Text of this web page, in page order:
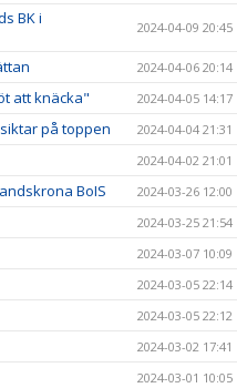
BK i
2024-04-09 20:45
2024-04-06 20:14
att knäcka" 2024-04-05 14:17
på toppen 2024-04-04 21:31
2024-04-02 21:01
BoIS 2024-03-26 12:00
2024-03-25 21:54
2024-03-07 10:09
2024-03-05 22:14
2024-03-05 22:12
2024-03-02 17:41
2024-03-01 10:05